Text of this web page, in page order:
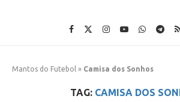
Mantos do Futebol » Camisa dos Sonhos
TAG: CAMISA DOS